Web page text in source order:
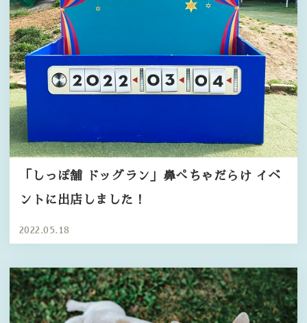
「しっぽ舗 ドッグラン」鼻ぺちゃだらけ イベ
ントに出店しました！
2022.05.18